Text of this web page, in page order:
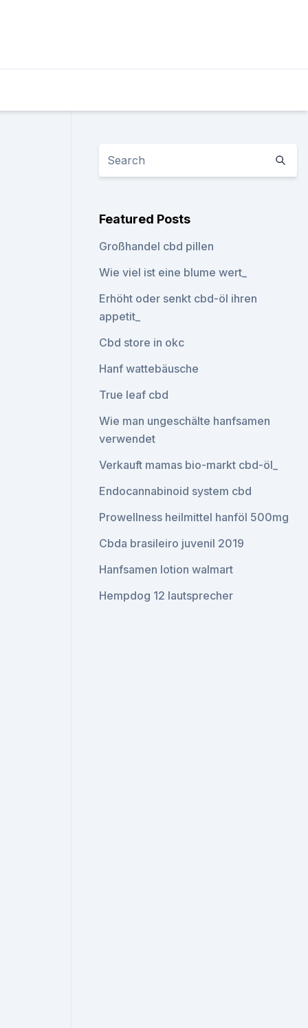
Featured Posts
Großhandel cbd pillen
Wie viel ist eine blume wert_
Erhöht oder senkt cbd-öl ihren
appetit_
Cbd store in okc
Hanf wattebäusche
True leaf cbd
Wie man ungeschälte hanfsamen
verwendet
Verkauft mamas bio-markt cbd-öl_
Endocannabinoid system cbd
Prowellness heilmittel hanföl 500mg
Cbda brasileiro juvenil 2019
Hanfsamen lotion walmart
Hempdog 12 lautsprecher